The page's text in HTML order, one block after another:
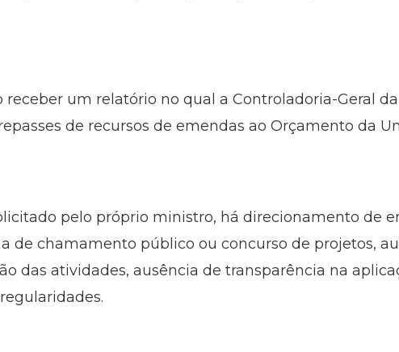
um relatório no qual a Controladoria-Geral da
de recursos de emendas ao Orçamento da
pelo próprio ministro, há direcionamento de
de chamamento público ou concurso de projetos,
das atividades, ausência de transparência na